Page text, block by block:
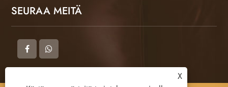
SEURAA MEITÄ
X